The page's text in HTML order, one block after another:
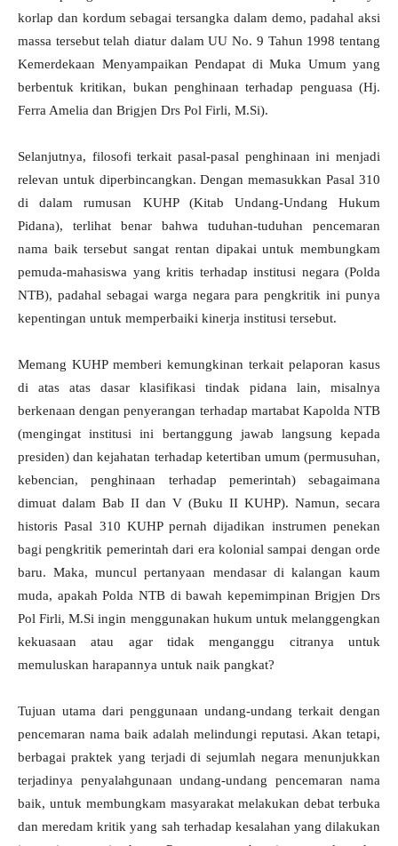
korlap dan kordum sebagai tersangka dalam demo, padahal aksi
massa tersebut telah diatur dalam UU No. 9 Tahun 1998 tentang
Kemerdekaan Menyampaikan Pendapat di Muka Umum yang
berbentuk kritikan, bukan penghinaan terhadap penguasa (Hj.
Ferra Amelia dan Brigjen Drs Pol Firli, M.Si).
Selanjutnya, filosofi terkait pasal-pasal penghinaan ini menjadi
relevan untuk diperbincangkan. Dengan memasukkan Pasal 310
di dalam rumusan KUHP (Kitab Undang-Undang Hukum
Pidana), terlihat benar bahwa tuduhan-tuduhan pencemaran
nama baik tersebut sangat rentan dipakai untuk membungkam
pemuda-mahasiswa yang kritis terhadap institusi negara (Polda
NTB), padahal sebagai warga negara para pengkritik ini punya
kepentingan untuk memperbaiki kinerja institusi tersebut.
Memang KUHP memberi kemungkinan terkait pelaporan kasus
di atas atas dasar klasifikasi tindak pidana lain, misalnya
berkenaan dengan penyerangan terhadap martabat Kapolda NTB
(mengingat institusi ini bertanggung jawab langsung kepada
presiden) dan kejahatan terhadap ketertiban umum (permusuhan,
kebencian, penghinaan terhadap pemerintah) sebagaimana
dimuat dalam Bab II dan V (Buku II KUHP). Namun, secara
historis Pasal 310 KUHP pernah dijadikan instrumen penekan
bagi pengkritik pemerintah dari era kolonial sampai dengan orde
baru. Maka, muncul pertanyaan mendasar di kalangan kaum
muda, apakah Polda NTB di bawah kepemimpinan Brigjen Drs
Pol Firli, M.Si ingin menggunakan hukum untuk melanggengkan
kekuasaan atau agar tidak menganggu citranya untuk
memuluskan harapannya untuk naik pangkat?
Tujuan utama dari penggunaan undang-undang terkait dengan
pencemaran nama baik adalah melindungi reputasi. Akan tetapi,
berbagai praktek yang terjadi di sejumlah negara menunjukkan
terjadinya penyalahgunaan undang-undang pencemaran nama
baik, untuk membungkam masyarakat melakukan debat terbuka
dan meredam kritik yang sah terhadap kesalahan yang dilakukan